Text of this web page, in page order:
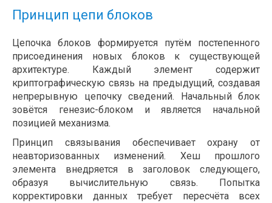
Принцип цепи блоков
Цепочка блоков формируется путём постепенного
присоединения новых блоков к существующей
архитектуре. Каждый элемент содержит
криптографическую связь на предыдущий, создавая
непрерывную цепочку сведений. Начальный блок
зовётся генезис-блоком и является начальной
позицией механизма.
Принцип связывания обеспечивает охрану от
неавторизованных изменений. Хеш прошлого
элемента внедряется в заголовок следующего,
образуя вычислительную связь. Попытка
корректировки данных требует пересчёта всех